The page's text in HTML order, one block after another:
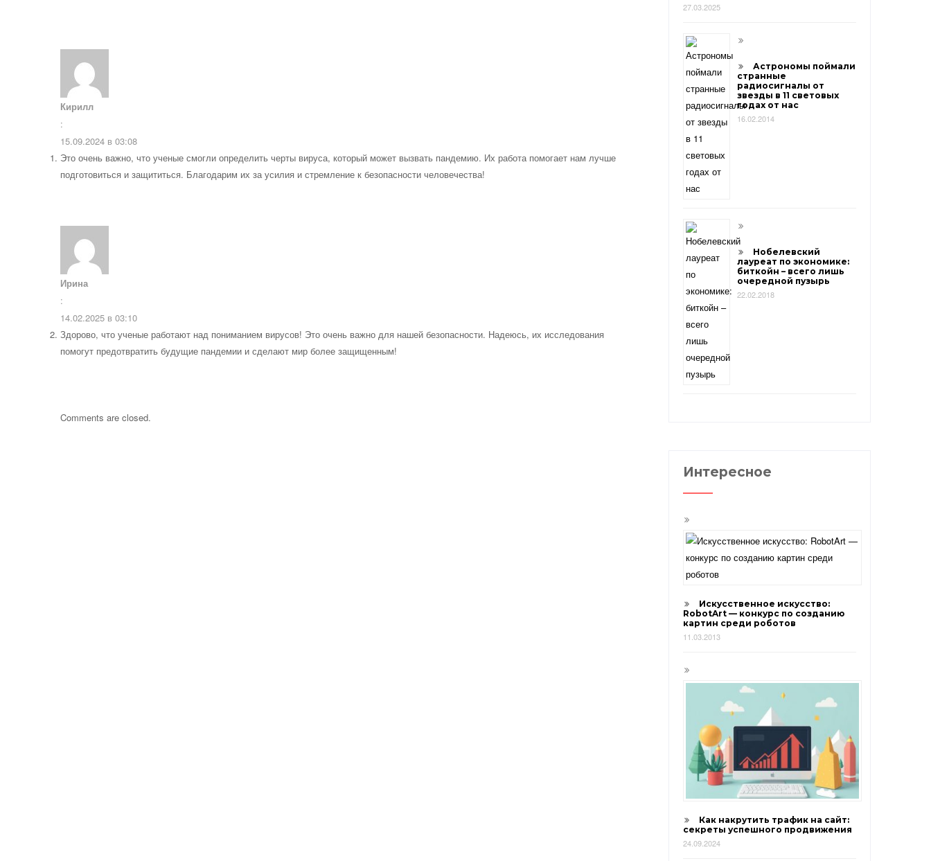
Кирилл
:
15.09.2024 в 03:08
Это очень важно, что ученые смогли определить черты вируса, который может вызвать пандемию. Их работа помогает нам лучше
подготовиться и защититься. Благодарим их за усилия и стремление к безопасности человечества!
Ирина
:
14.02.2025 в 03:10
Здорово, что ученые работают над пониманием вирусов! Это очень важно для нашей безопасности. Надеюсь, их исследования
помогут предотвратить будущие пандемии и сделают мир более защищенным!
Comments are closed.
27.03.2025
Астрономы поймали
странные
радиосигналы от
звезды в 11 световых
годах от нас
16.02.2014
Нобелевский
лауреат по экономике:
биткойн – всего лишь
очередной пузырь
22.02.2018
Интересное
Искусственное искусство:
RobotArt — конкурс по созданию
картин среди роботов
11.03.2013
Как накрутить трафик на сайт:
секреты успешного продвижения
24.09.2024